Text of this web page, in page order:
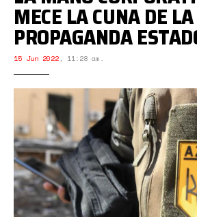
MECE LA CUNA DE LA
PROPAGANDA
15 Jun 2022, 11:28 am.